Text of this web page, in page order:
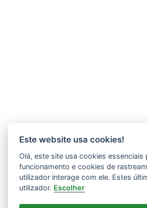
Este website usa cookies!
Olá, este site usa cookies
funcionamento e cookies de
utilizador interage com ele. Estes
utilizador. Escolher